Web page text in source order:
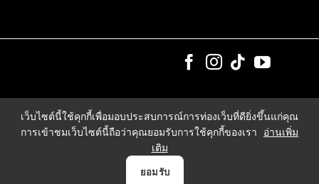
เว็บไซต์นี้ใช้คุกกี้เพื่อมอบประสบการณ์การท่องเว็บที่ดียิ่งขึ้นแก่คุณ
การเข้าชมเว็บไซต์นี้ถือว่าคุณยอมรับการใช้คุกกี้ของเรา
อ่านเพิ่ม
เติม
ยอมรับ